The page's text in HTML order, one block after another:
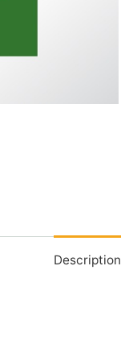
Description